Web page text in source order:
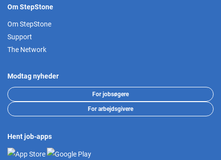
Om StepStone
Om StepStone
Support
The Network
Modtag nyheder
For jobsøgere
For arbejdsgivere
Hent job-apps